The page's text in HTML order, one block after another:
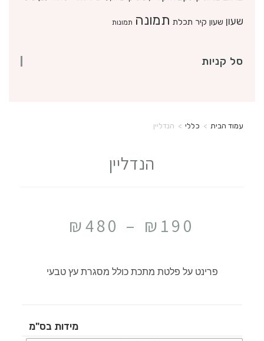
שעון שעון קיר תכלת תמונה תמונות
סל קניות
עמוד הבית > כללי > הנדליין
הנדליין
₪ 190
–
₪480
פרינט על פלטת מתכת כולל מסגרת עץ טבעי
מידות בס"מ